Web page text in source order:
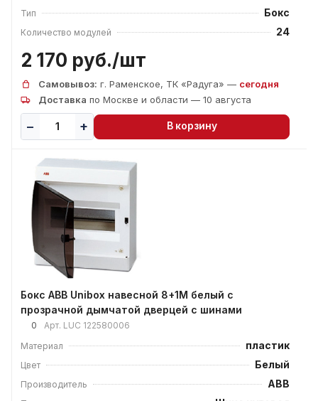
Тип Бокс
Количество модулей 24
2 170 руб./шт
Самовывоз: г. Раменское, ТК «Радуга» — сегодня
Доставка по Москве и области — 10 августа
В корзину
Бокс ABB Unibox навесной 8+1М белый с
прозрачной дымчатой дверцей с шинами
0 Арт. LUC 122580006
Материал
пластик
Цвет Белый
Производитель ABB